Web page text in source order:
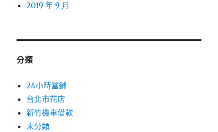
2019 年 9 月
分類
24小時當鋪
台北市花店
新竹機車借款
未分類